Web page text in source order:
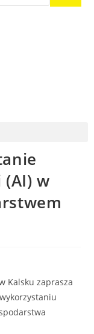
w
Kalsku zaprasza